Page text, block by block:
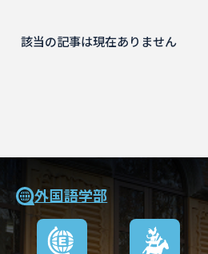
該当の記事は現在ありません
外国語学部